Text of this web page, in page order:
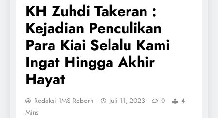
KH Zuhdi Takeran :
Kejadian Penculikan
Para Kiai Selalu Kami
Ingat Hingga Akhir
Hayat
Redaksi 1MS Reborn Juli 11, 2023 0
4
Mins